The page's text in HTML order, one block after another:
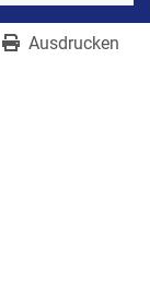
Ausdrucken